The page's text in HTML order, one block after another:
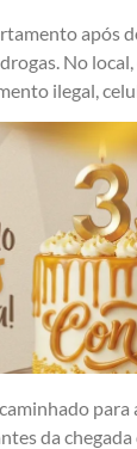
após
No
ilegal,
da